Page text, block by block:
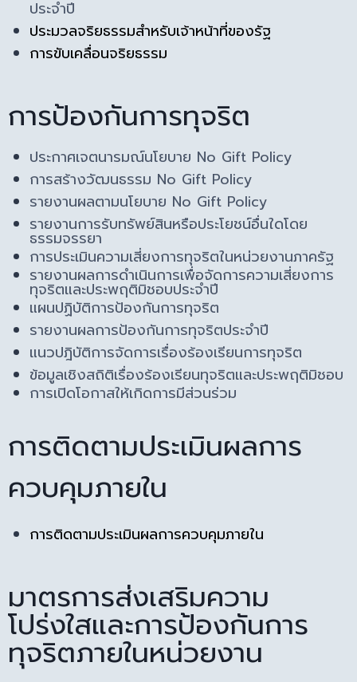
ประจำปี
ประมวลจริยธรรมสำหรับเจ้าหน้าที่ของรัฐ
การขับเคลื่อนจริยธรรม
การป้องกันการทุจริต
ประกาศเจตนารมณ์นโยบาย No Gift Policy
การสร้างวัฒนธรรม No Gift Policy
รายงานผลตามนโยบาย No Gift Policy
รายงานการรับทรัพย์สินหรือประโยชน์อื่นใดโดย
ธรรมจรรยา
การประเมินความเสี่ยงการทุจริตในหน่วยงานภาครัฐ
รายงานผลการดำเนินการเพื่อจัดการความเสี่ยงการ
ทุจริตและประพฤติมิชอบประจำปี
แผนปฏิบัติการป้องกันการทุจริต
รายงานผลการป้องกันการทุจริตประจำปี
แนวปฎิบัติการจัดการเรื่องร้องเรียนการทุจริต
ข้อมูลเชิงสถิติเรื่องร้องเรียนทุจริตและประพฤติมิชอบ
การเปิดโอกาสให้เกิดการมีส่วนร่วม
การติดตามประเมินผลการ
ควบคุมภายใน
การติดตามประเมินผลการควบคุมภายใน
มาตรการส่งเสริมความ
โปร่งใสและการป้องกันการ
ทุจริตภายในหน่วยงาน